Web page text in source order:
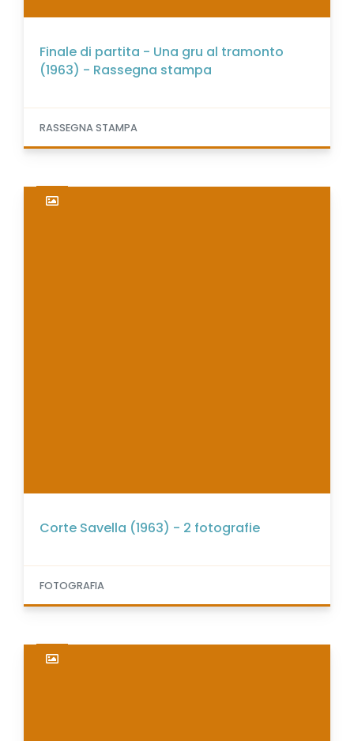
Finale di partita - Una gru al tramonto
(1963) - Rassegna stampa
RASSEGNA STAMPA
Corte Savella (1963) - 2 fotografie
FOTOGRAFIA